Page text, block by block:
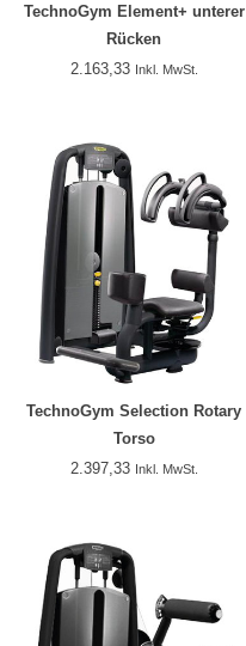
TechnoGym Element+ unterer
Rücken
2.163,33 Inkl. MwSt.
TechnoGym Selection Rotary
Torso
2.397,33 Inkl. MwSt.